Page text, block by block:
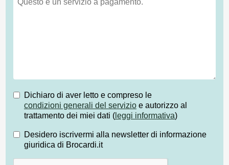
Dichiaro di aver letto e compreso le
condizioni generali del servizio e autorizzo al
trattamento dei miei dati ( leggi informativa)
Desidero iscrivermi alla newsletter di informazione
giuridica di Brocardi.it